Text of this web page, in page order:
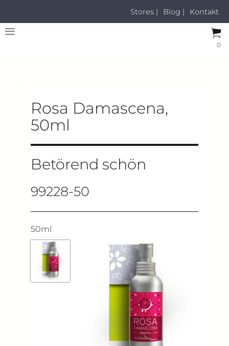
Kontakt
Blog |
Stores |
0
Rosa Damascena,
50ml
Betörend schön
99228-50
50ml